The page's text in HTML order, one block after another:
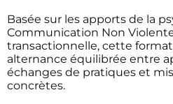
Basée sur les apports de la
Communication Non Violente
transactionnelle, cette
alternance équilibrée entre
échanges de pratiques et
concrètes.